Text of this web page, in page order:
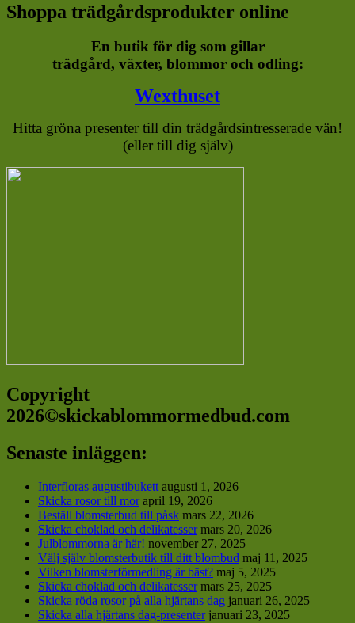
Shoppa trädgårdsprodukter online
En butik för dig som gillar
trädgård, växter, blommor och odling:
Wexthuset
Hitta gröna presenter till din trädgårdsintresserade vän!
(eller till dig själv)
Copyright
2026©skickablommormedbud.com
Senaste inläggen:
Interfloras augustibukett augusti 1, 2026
Skicka rosor till mor april 19, 2026
Beställ blomsterbud till påsk mars 22, 2026
Skicka choklad och delikatesser mars 20, 2026
Julblommorna är här! november 27, 2025
Välj själv blomsterbutik till ditt blombud maj 11, 2025
Vilken blomsterförmedling är bäst? maj 5, 2025
Skicka choklad och delikatesser mars 25, 2025
Skicka röda rosor på alla hjärtans dag januari 26, 2025
Skicka alla hjärtans dag-presenter januari 23, 2025